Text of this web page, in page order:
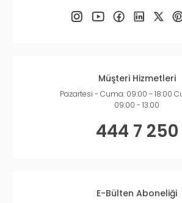
Müşteri Hizmetleri
Pazartesi - Cuma: 09:00 - 18:00
09:00 - 13:00
444 7 250
E-Bülten Aboneliği